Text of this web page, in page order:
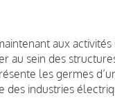
aux
au sein des
les germes
des industries